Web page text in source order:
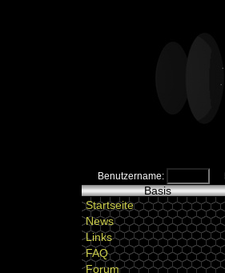
Benutzername:
Basis
Startseite
News
Links
FAQ
Forum